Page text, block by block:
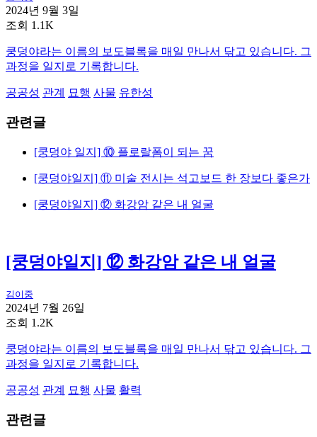
2024년 9월 3일
조회 1.1K
쿵덩야라는 이름의 보도블록을 매일 만나서 닦고 있습니다. 그
과정을 일지로 기록합니다.
공공성 관계 묘행 사물 유한성
관련글
[쿵덩야 일지] ⑩ 플로랄폼이 되는 꿈
[쿵덩야일지] ⑪ 미술 전시는 석고보드 한 장보다 좋은가
[쿵덩야일지] ⑫ 화강암 같은 내 얼굴
[쿵덩야일지] ⑫ 화강암 같은 내 얼굴
김이중
2024년 7월 26일
조회 1.2K
쿵덩야라는 이름의 보도블록을 매일 만나서 닦고 있습니다. 그
과정을 일지로 기록합니다.
공공성 관계 묘행 사물 활력
관련글